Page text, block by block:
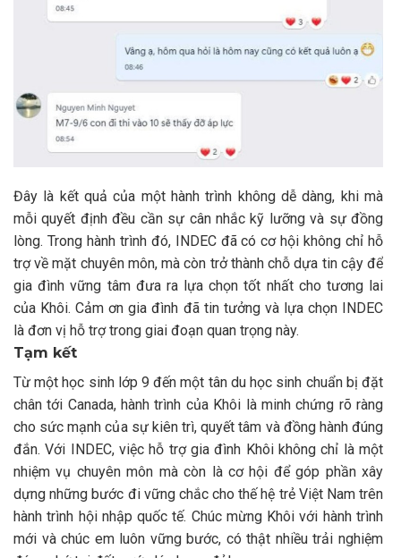
Đây là kết quả của một hành trình không dễ dàng, khi mà
mỗi quyết định đều cần sự cân nhắc kỹ lưỡng và sự đồng
lòng. Trong hành trình đó, INDEC đã có cơ hội không chỉ hỗ
trợ về mặt chuyên môn, mà còn trở thành chỗ dựa tin cậy để
gia đình vững tâm đưa ra lựa chọn tốt nhất cho tương lai
của Khôi. Cảm ơn gia đình đã tin tưởng và lựa chọn INDEC
là đơn vị hỗ trợ trong giai đoạn quan trọng này.
Tạm kết
Từ một học sinh lớp 9 đến một tân du học sinh chuẩn bị đặt
chân tới Canada, hành trình của Khôi là minh chứng rõ ràng
cho sức mạnh của sự kiên trì, quyết tâm và đồng hành đúng
đắn. Với INDEC, việc hỗ trợ gia đình Khôi không chỉ là một
nhiệm vụ chuyên môn mà còn là cơ hội để góp phần xây
dựng những bước đi vững chắc cho thế hệ trẻ Việt Nam trên
hành trình hội nhập quốc tế. Chúc mừng Khôi với hành trình
mới và chúc em luôn vững bước, có thật nhiều trải nghiệm